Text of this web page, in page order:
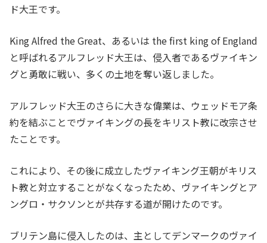
ド大王です。
King Alfred the Great、あるいは the first king of England
と呼ばれるアルフレッド大王は、侵入者であるヴァイキン
グと勇敢に戦い、多くの土地を奪い返しました。
アルフレッド大王のさらに大きな偉業は、ウェッドモア条
約を結ぶことでヴァイキングの長をキリスト教に改宗させ
たことです。
これにより、その後に成立したヴァイキング王朝がキリス
ト教と対立することがなくなったため、ヴァイキングとア
ングロ・サクソンとが共存する道が開けたのです。
ブリテン島に侵入したのは、主としてデンマークのヴァイ